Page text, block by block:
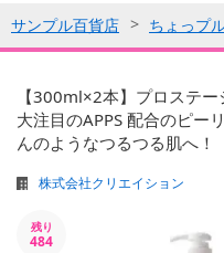
サンプル百貨店 ちょっプ
【300ml×2本】プロステ
大注目のAPPS 配合のピー
んのようなつるつる肌へ！
株式会社クリエイション
残り
484